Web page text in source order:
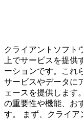
クライアントソフト
上でサービスを提
ーションです。これ
サービスやデータに
ェースを提供します
の重要性や機能、お
す。 まず、クライア